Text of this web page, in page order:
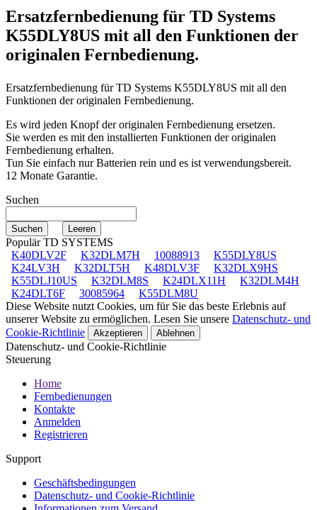
Ersatzfernbedienung für TD Systems
K55DLY8US mit all den Funktionen der
originalen Fernbedienung.
Ersatzfernbedienung fürTD Systems K55DLY8US mit all den
Funktionen der originalen Fernbedienung.
Es wird jeden Knopf der originalen Fernbedienung ersetzen.
Sie werden es mit den installierten Funktionen der originalen
Fernbedienung erhalten.
Tun Sie einfach nur Batterien rein und es ist verwendungsbereit.
12 Monate Garantie.
Suchen
Populär TD SYSTEMS
K40DLV2F
K32DLM7H 10088913
K55DLY8US
K24LV3H
K32DLT5H K48DLV3F
K32DLX9HS
K55DLJ10US
K32DLM8S K24DLX11H
K32DLM4H
K24DLT6F
30085964
K55DLM8U
Diese Website nutzt Cookies, um für Sie das beste Erlebnis auf
unserer Website zu ermöglichen. Lesen Sie unsere Datenschutz- und
Cookie-Richtlinie
Akzeptieren Ablehnen
Datenschutz- und Cookie-Richtlinie
Steuerung
Home
Fernbedienungen
Kontakte
Anmelden
Registrieren
Support
Geschäftsbedingungen
Datenschutz- und Cookie-Richtlinie